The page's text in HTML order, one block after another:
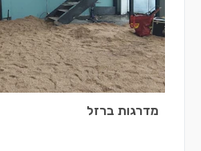
מדרגות ברזל